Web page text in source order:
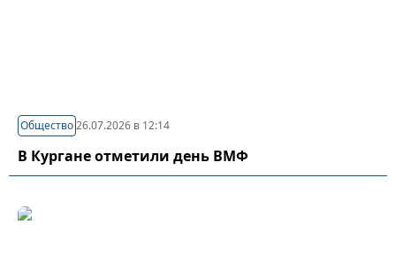
Общество26.07.2026 в 12:14
В Кургане отметили день ВМФ